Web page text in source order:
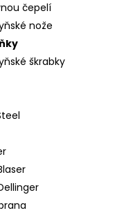
čepelí
nože
škrabky